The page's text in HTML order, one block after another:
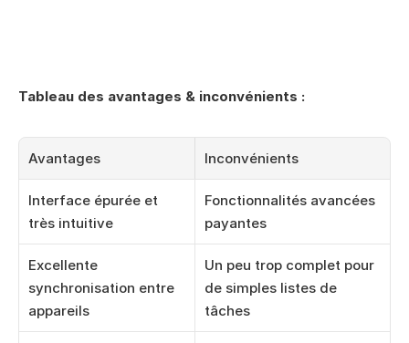
Tableau des avantages & inconvénients :
Avantages Inconvénients
Interface épurée et
très intuitive
Fonctionnalités avancées
payantes
Excellente
synchronisation entre
appareils
Un peu trop complet pour
de simples listes de
tâches